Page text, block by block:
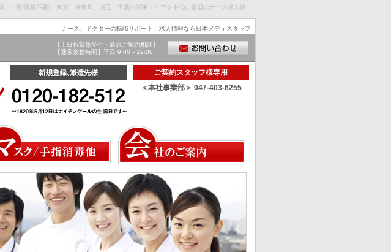
般(資格不要) 東京、神奈川、埼玉、千葉の関東エリアを中心に全国のナース求人情
ナース、ドクターの転職サポート、求人情報なら日本メディスタッフ
【土日祝緊急受付・新規ご契約相談】
【通常業務時間】平日 9:00～19:00
ご契約スタッフ様専用
＜本社事業部＞ 047-403-6255